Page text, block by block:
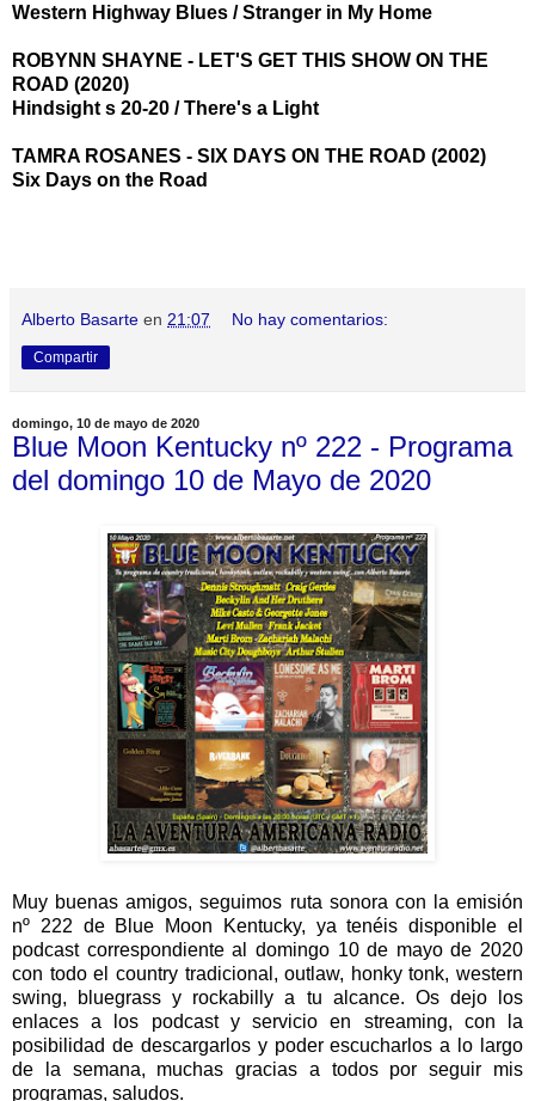
Western Highway Blues / Stranger in My Home
ROBYNN SHAYNE - LET'S GET THIS SHOW ON THE
ROAD (2020)
Hindsight s 20-20 / There's a Light
TAMRA ROSANES - SIX DAYS ON THE ROAD (2002)
Six Days on the Road
Alberto Basarte en 21:07 No hay comentarios:
Compartir
domingo, 10 de mayo de 2020
Blue Moon Kentucky nº 222 - Programa
del domingo 10 de Mayo de 2020
Muy buenas amigos, seguimos ruta sonora con la emisión
nº 222 de Blue Moon Kentucky, ya tenéis disponible el
podcast correspondiente al domingo 10 de mayo de 2020
con todo el country tradicional, outlaw, honky tonk, western
swing, bluegrass y rockabilly a tu alcance. Os dejo los
enlaces a los podcast y servicio en streaming, con la
posibilidad de descargarlos y poder escucharlos a lo largo
de la semana, muchas gracias a todos por seguir mis
programas, saludos.